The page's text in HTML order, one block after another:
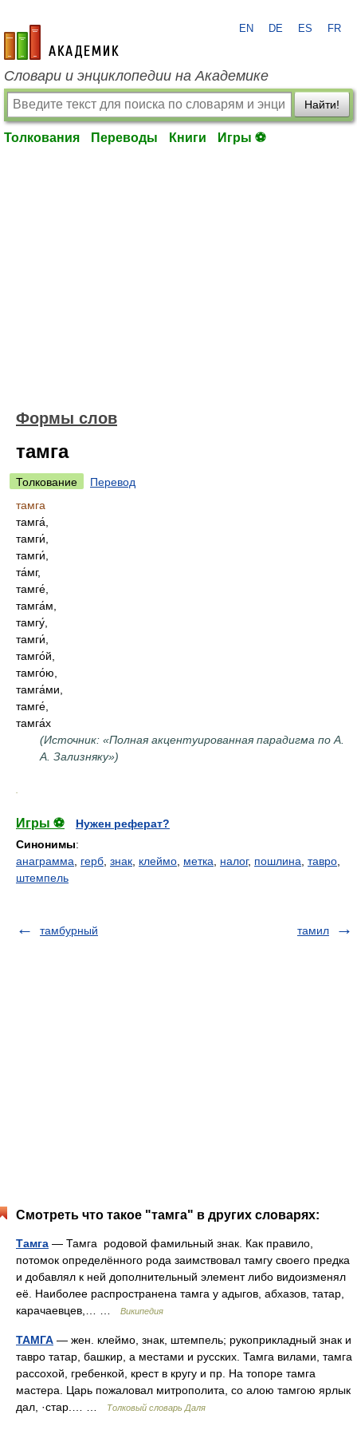
academic.ru
EN DE ES FR
Словари и энциклопедии на Академике
Найти!
Толкования Переводы Книги Игры ⚽
Формы слов
тамга
Толкование
Перевод
тамга
тамга́,
тамги́,
тамги́,
та́мг,
тамге́,
тамга́м,
тамгу́,
тамги́,
тамго́й,
тамго́ю,
тамга́ми,
тамге́,
тамга́х
(Источник: «Полная акцентуированная парадигма по А.
А. Зализняку»)
Игры ⚽
Нужен реферат?
Синонимы:
анаграмма
герб знак клеймо метка налог, пошлина тавро
штемпель
тамбурный тамил
Смотреть что такое "тамга" в других словарях:
Тамга — Тамга родовой фамильный знак. Как правило,
потомок определённого рода заимствовал тамгу своего предка
и добавлял к ней дополнительный элемент либо видоизменял
её. Наиболее распространена тамга у адыгов, абхазов, татар,
карачаевцев,… …
Википедия
ТАМГА — жен. клеймо, знак, штемпель; рукоприкладный знак и
тавро татар, башкир, а местами и русских. Тамга вилами, тамга
рассохой, гребенкой, крест в кругу и пр. На топоре тамга
мастера. Царь пожаловал митрополита, со алою тамгою ярлык
дал, ·стар.… …
Толковый словарь Даля